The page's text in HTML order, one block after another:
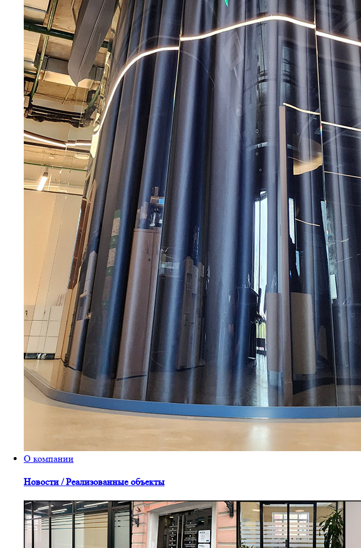
О компании
Новости / Реализованные объекты